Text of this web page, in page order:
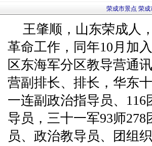
荣成市景点 荣成
王肇顺，山东荣成人
革命工作，同年10月加
区东海军分区教导营通
营副排长、排长，华东
一连副政治指导员、
导员，三十一军93师
员、政治教导员、团组